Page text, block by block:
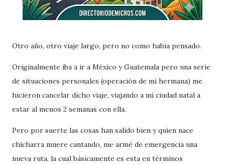
Otro año, otro viaje largo, pero no como había pensado.
Originalmente iba a ir a México y Guatemala pero una serie
de situaciones personales (operación de mi hermana) me
hicieron cancelar dicho viaje, viajando a mi ciudad natal a
estar al menos 2 semanas con ella.
Pero por suerte las cosas han salido bien y quien nace
chicharra muere cantando, me armé de emergencia una
nueva ruta, la cual básicamente es esta en términos